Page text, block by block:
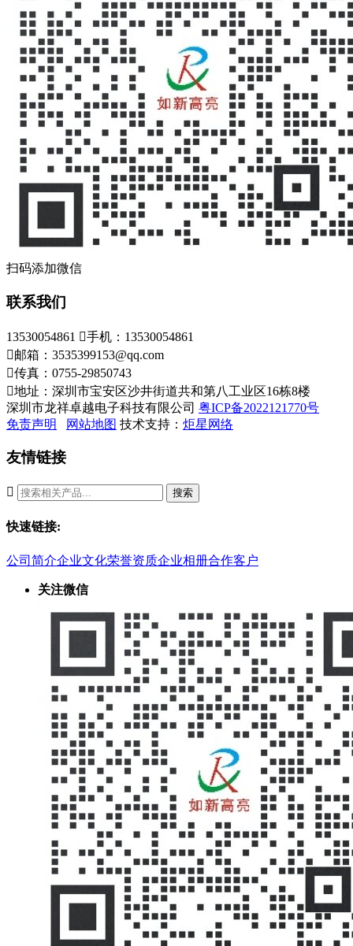
扫码添加微信
联系我们
13530054861 手机：13530054861
邮箱：3535399153@qq.com
传真：0755-29850743
地址：深圳市宝安区沙井街道共和第八工业区16栋8楼
深圳市龙祥卓越电子科技有限公司 粤ICP备2022121770号
免责声明
网站地图 技术支持： 炬星网络
友情链接
 搜索
快速链接:
公司简介企业文化荣誉资质企业相册合作客户
关注微信